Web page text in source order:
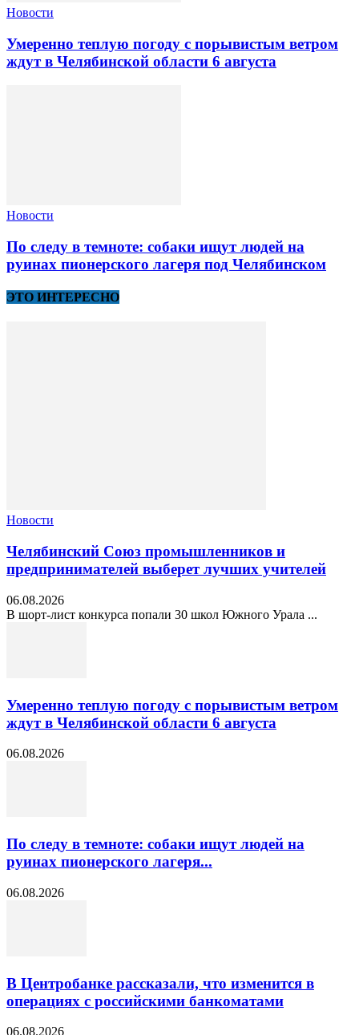
Новости
Умеренно теплую погоду с порывистым ветром
ждут в Челябинской области 6 августа
Новости
По следу в темноте: собаки ищут людей на
руинах пионерского лагеря под Челябинском
ЭТО ИНТЕРЕСНО
Новости
Челябинский Союз промышленников и
предпринимателей выберет лучших учителей
06.08.2026
В шорт‑лист конкурса попали 30 школ Южного Урала ...
Умеренно теплую погоду с порывистым ветром
ждут в Челябинской области 6 августа
06.08.2026
По следу в темноте: собаки ищут людей на
руинах пионерского лагеря...
06.08.2026
В Центробанке рассказали, что изменится в
операциях с российскими банкоматами
06.08.2026